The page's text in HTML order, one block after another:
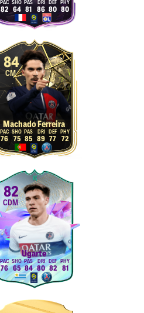
82 64 81 86 80 80
84
CM
Machado Ferreira
76 75 85 89 77 72
82
CDM
Ugarte
76 65 84 80 82 81